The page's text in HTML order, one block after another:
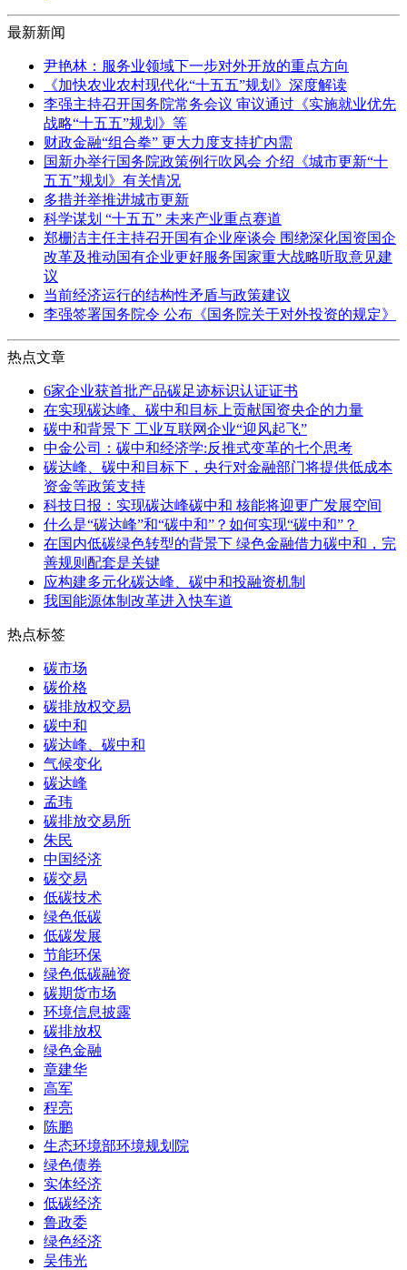
最新新闻
尹艳林：服务业领域下一步对外开放的重点方向
《加快农业农村现代化“十五五”规划》深度解读
李强主持召开国务院常务会议 审议通过《实施就业优先
战略“十五五”规划》等
财政金融“组合拳” 更大力度支持扩内需
国新办举行国务院政策例行吹风会 介绍《城市更新“十
五五”规划》有关情况
多措并举推进城市更新
科学谋划 “十五五” 未来产业重点赛道
郑栅洁主任主持召开国有企业座谈会 围绕深化国资国企
改革及推动国有企业更好服务国家重大战略听取意见建
议
当前经济运行的结构性矛盾与政策建议
李强签署国务院令 公布《国务院关于对外投资的规定》
热点文章
6家企业获首批产品碳足迹标识认证证书
在实现碳达峰、碳中和目标上贡献国资央企的力量
碳中和背景下 工业互联网企业“迎风起飞”
中金公司：碳中和经济学:反推式变革的七个思考
碳达峰、碳中和目标下，央行对金融部门将提供低成本
资金等政策支持
科技日报：实现碳达峰碳中和 核能将迎更广发展空间
什么是“碳达峰”和“碳中和”？如何实现“碳中和”？
在国内低碳绿色转型的背景下 绿色金融借力碳中和，完
善规则配套是关键
应构建多元化碳达峰、碳中和投融资机制
我国能源体制改革进入快车道
热点标签
碳市场
碳价格
碳排放权交易
碳中和
碳达峰、碳中和
气候变化
碳达峰
孟玮
碳排放交易所
朱民
中国经济
碳交易
低碳技术
绿色低碳
低碳发展
节能环保
绿色低碳融资
碳期货市场
环境信息披露
碳排放权
绿色金融
章建华
高军
程亮
陈鹏
生态环境部环境规划院
绿色债券
实体经济
低碳经济
鲁政委
绿色经济
吴伟光